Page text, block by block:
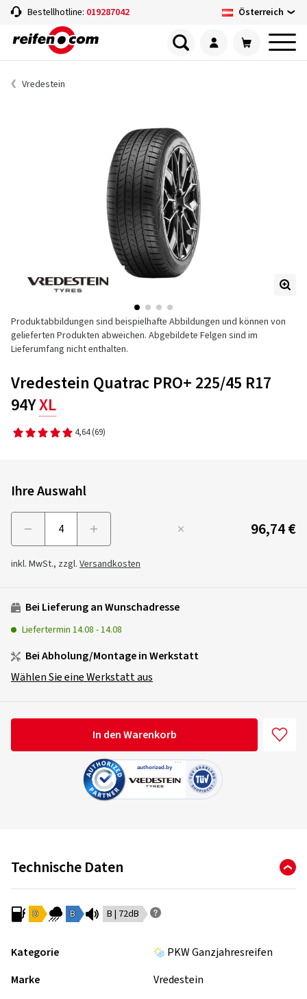
Bestellhotline: 019287042 Österreich
Vredestein
Produktabbildungen sind beispielhafte Abbildungen und können von
gelieferten Produkten abweichen. Abgebildete Felgen sind im
Lieferumfang nicht enthalten.
Vredestein Quatrac PRO+ 225/45 R17
94YXL
4,64 (69)
Ihre Auswahl
96,74 €
inkl. MwSt., zzgl. Versandkosten
Bei Lieferung an Wunschadresse
Liefertermin 14.08 -14.08
Bei Abholung/Montage in Werkstatt
Wählen Sie eine Werkstatt aus
In den Warenkorb
Technische Daten
D B B | 72dB
Kategorie
PKW Ganzjahresreifen
Marke
Vredestein